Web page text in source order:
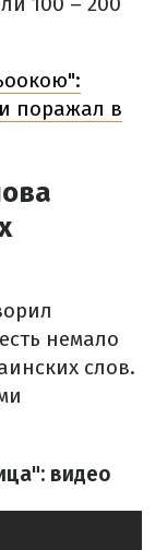
поражал в
немало
слов.
видео